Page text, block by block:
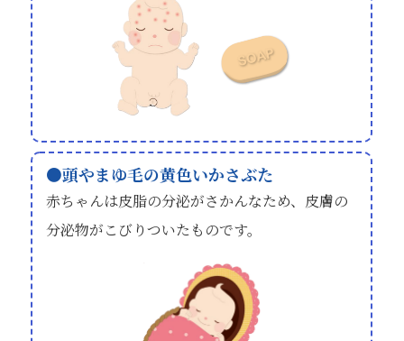
頭やまゆ毛の黄色いかさぶた
赤ちゃんは皮脂の分泌がさかんなため、皮膚の
分泌物がこびりついたものです。